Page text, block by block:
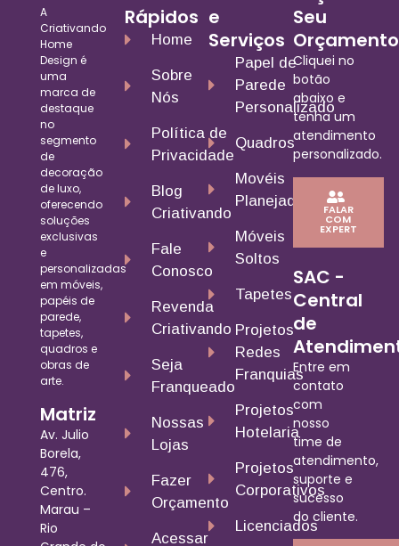
A
Criativando
Home
Design é
uma
marca de
destaque
no
segmento
de
decoração
de luxo,
oferecendo
soluções
exclusivas
e
personalizadas
em móveis,
papéis de
parede,
tapetes,
quadros e
obras de
arte.
Matriz
Av. Julio
Borela,
476,
Centro.
Marau –
Rio
Rápidos
Home
Sobre
Nós
Política de
Privacidade
Blog
Criativando
Fale
Conosco
Revenda
Criativando
Seja
Franqueado
Nossas
Lojas
Fazer
Orçamento
Acessar
e
Serviços
Papel de
Parede
Personalizado
Quadros
Movéis
Planejados
Móveis
Soltos
Tapetes
Projetos
Redes
Franquias
Projetos
Hotelaria
Projetos
Corporativos
Licenciados
Seu
Orçamento
Cliquei no
botão
abaixo e
tenha um
atendimento
personalizado.
FALAR
COM
EXPERT
SAC -
Central
de
Entre em
contato
com
nosso
time de
atendimento,
suporte e
sucesso
do cliente.